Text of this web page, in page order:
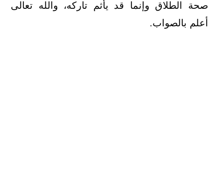
صحة الطلاق وإنما قد يأثم تاركه، والله تعالى
أعلم بالصواب.